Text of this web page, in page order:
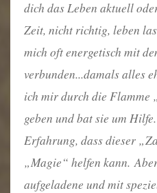
dich das Leben aktuell
Zeit, nicht richtig, leben
mich oft energetisch mit
verbunden...damals alles
ich mir durch die Flamme
geben und bat sie um Hilfe.
Erfahrung, dass dieser
„Magie“ helfen kann.
aufgeladene und mit